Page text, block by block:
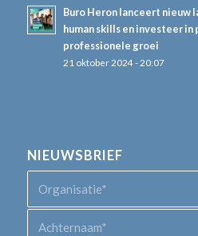
Buro Heron lanceert nieuw
human skills en investeer
professionele groei
21 oktober 2024 - 20:07
NIEUWSBRIEF